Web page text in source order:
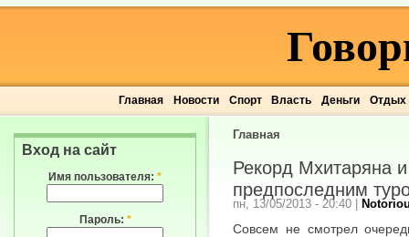
Главная Новости Спорт Власть Деньги Отдых
Главная
Рекорд Мхитаряна
предпоследним
пн, 13/05/2013 - 20:40 |
Совсем не смотрел
Вход на сайт
Имя пользователя: *
Пароль: *